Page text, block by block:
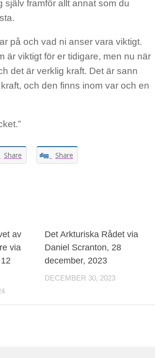
själv framför allt annat som du
på och vad ni anser vara viktigt.
är viktigt för er tidigare, men nu när
det är verklig kraft. Det är sann
och den finns inom var och en
Share Share
av
via
Det Arkturiska Rådet via
Daniel Scranton, 28
december, 2023
DECEMBER 30, 2023